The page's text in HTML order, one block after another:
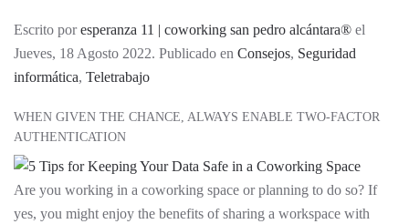
Escrito poresperanza 11 | coworking san pedro alcántara® el
Jueves, 18 Agosto 2022. Publicado en Consejos, Seguridad
informática, Teletrabajo
WHEN GIVEN THE CHANCE, ALWAYS ENABLE TWO-FACTOR
AUTHENTICATION
Are you working in a coworking space or planning to do so? If
yes, you might enjoy the benefits of sharing a workspace with